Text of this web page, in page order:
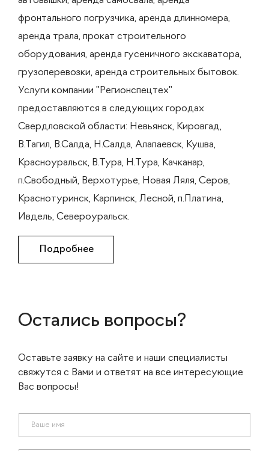
фронтального погрузчика, аренда длинномера,
аренда трала, прокат строительного
оборудования, аренда гусеничного экскаватора,
грузоперевозки, аренда строительных бытовок.
Услуги компании "Регионспецтех"
предоставляются в следующих городах
Свердловской области: Невьянск, Кировгад,
В.Тагил, В.Салда, Н.Салда, Алапаевск, Кушва,
Красноуральск, В.Тура, Н.Тура, Качканар,
п.Свободный, Верхотурье, Новая Ляля, Серов,
Краснотуринск, Карпинск, Лесной, п.Платина,
Ивдель, Североуральск.
Подробнее
Остались вопросы?
Оставьте заявку на сайте и наши специалисты
свяжутся с Вами и ответят на все интересующие
Вас вопросы!